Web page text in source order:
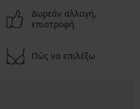
Δωρεάν αλλαγή,
επιστροφή
Πώς να επιλέξω